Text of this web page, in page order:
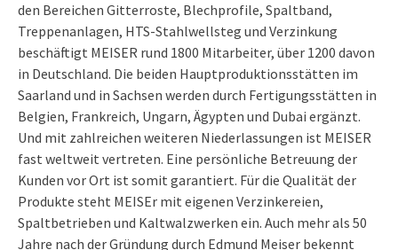
den Bereichen Gitterroste, Blechprofile, Spaltband,
Treppenanlagen, HTS-Stahlwellsteg und Verzinkung
beschäftigt MEISER rund 1800 Mitarbeiter, über 1200 davon
in Deutschland. Die beiden Hauptproduktionsstätten im
Saarland und in Sachsen werden durch Fertigungsstätten in
Belgien, Frankreich, Ungarn, Ägypten und Dubai ergänzt.
Und mit zahlreichen weiteren Niederlassungen ist MEISER
fast weltweit vertreten. Eine persönliche Betreuung der
Kunden vor Ort ist somit garantiert. Für die Qualität der
Produkte steht MEISEr mit eigenen Verzinkereien,
Spaltbetrieben und Kaltwalzwerken ein. Auch mehr als 50
Jahre nach der Gründung durch Edmund Meiser bekennt